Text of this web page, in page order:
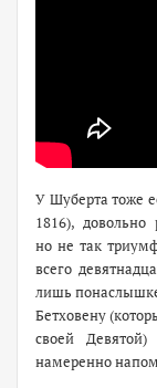
У Шуберта тоже
1816),
но не так
всего
лишь
Бетховену
своей
намеренно